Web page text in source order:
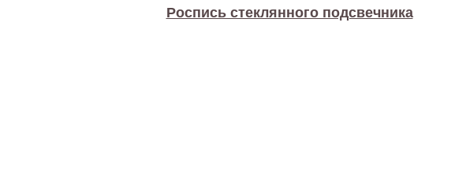
Роспись стеклянного подсвечника